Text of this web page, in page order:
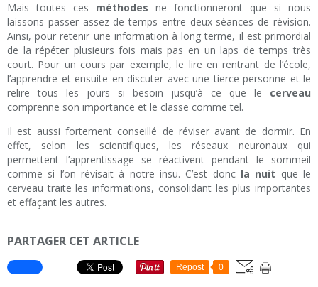
Mais toutes ces méthodes ne fonctionneront que si nous
laissons passer assez de temps entre deux séances de révision.
Ainsi, pour retenir une information à long terme, il est primordial
de la répéter plusieurs fois mais pas en un laps de temps très
court. Pour un cours par exemple, le lire en rentrant de l’école,
l’apprendre et ensuite en discuter avec une tierce personne et le
relire tous les jours si besoin jusqu’à ce que le cerveau
comprenne son importance et le classe comme tel.
Il est aussi fortement conseillé de réviser avant de dormir. En
effet, selon les scientifiques, les réseaux neuronaux qui
permettent l’apprentissage se réactivent pendant le sommeil
comme si l’on révisait à notre insu. C’est donc la nuit que le
cerveau traite les informations, consolidant les plus importantes
et effaçant les autres.
PARTAGER CET ARTICLE
Repost 0